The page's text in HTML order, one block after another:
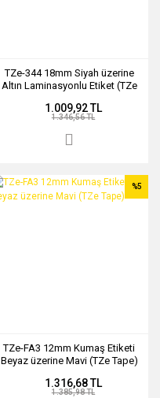
TZe-344 18mm Siyah üzerine
Altın Laminasyonlu Etiket (TZe
1.009,92 TL
1.346,56 TL
TZe-FA3 12mm Kumaş Etiketi
Beyaz üzerine Mavi (TZe Tape)
%5
1.316,68 TL
1.385,98 TL